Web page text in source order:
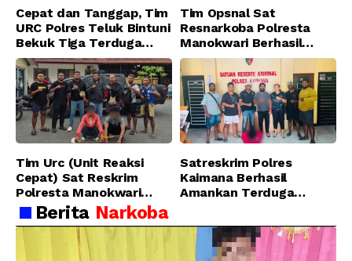
Cepat dan Tanggap, Tim
URC Polres Teluk Bintuni
Bekuk Tiga Terduga
Pelaku Pencurian di SMA
Sanawesen
Tim Opsnal Sat
Resnarkoba Polresta
Manokwari Berhasil
Ungkap Kasus Tindak
Pidana Narkotika
Golongan I Jenis Shabu
di SP 4 Distrik Prafi kab.
Manokwari
Tim Urc (Unit Reaksi
Cepat) Sat Reskrim
Polresta Manokwari
Berhasil Tangkap 2
Pelaku Pengeroyokan di
Taman Ria kab.
Manokwari
Satreskrim Polres
Kaimana Berhasil
Amankan Terduga
Menggunakan Senjata
Tajam
Berita Narkoba